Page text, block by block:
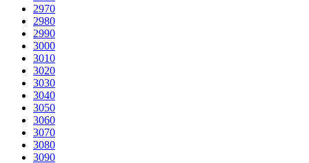
2970
2980
2990
3000
3010
3020
3030
3040
3050
3060
3070
3080
3090